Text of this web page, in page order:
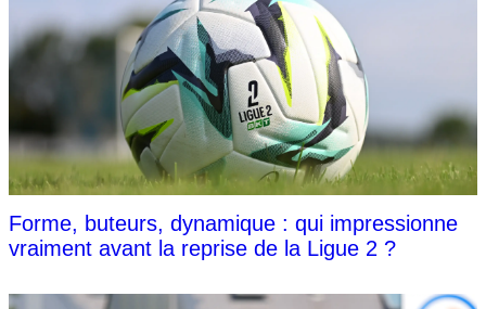
Forme, buteurs, dynamique : qui impressionne
vraiment avant la reprise de la Ligue 2 ?